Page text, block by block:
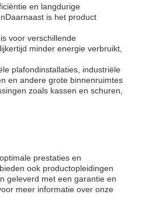
en langdurige
is het product
voor verschillende
minder energie verbruikt,
plafondinstallaties, industriële
en andere grote binnenruimtes
zoals kassen en schuren,
prestaties en
ook productopleidingen
geleverd met een garantie en
meer informatie over onze